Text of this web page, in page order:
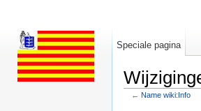
← Name wiki:Info
Speciale pagina